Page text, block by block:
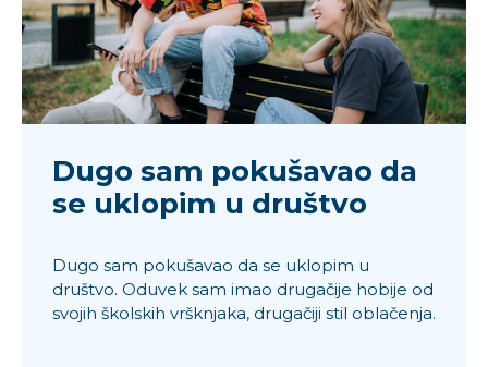
Dugo sam pokušavao da
se uklopim u društvo
Dugo sam pokušavao da se uklopim u
društvo. Oduvek sam imao drugačije hobije od
svojih školskih vršknjaka, drugačiji stil oblačenja.